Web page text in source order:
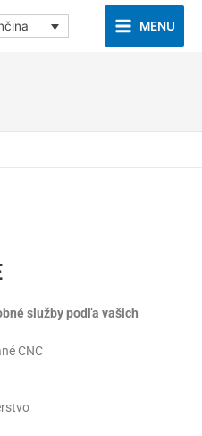
MENU
služby podľa vašich
CNC